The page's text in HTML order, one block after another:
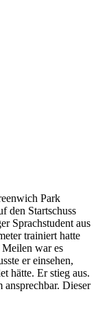
Park
den Startschuss
Sprachstudent aus
trainiert hatte
war es
er einsehen,
hätte. Er stieg aus.
Dieser